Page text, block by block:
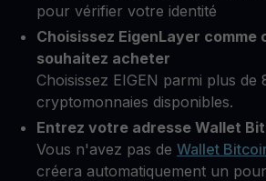
pour vérifier votre identité
Choisissez EigenLayer
souhaitez acheter
Choisissez EIGEN parmi plus de
cryptomonnaies disponibles.
Entrez votre adresse Wallet
Vous n'avez pas de Wallet
créera automatiquement un